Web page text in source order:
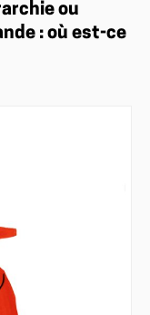
ou
: où est-ce